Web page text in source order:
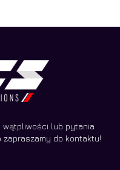
wątpliwości lub pytania
zapraszamy do kontaktu!